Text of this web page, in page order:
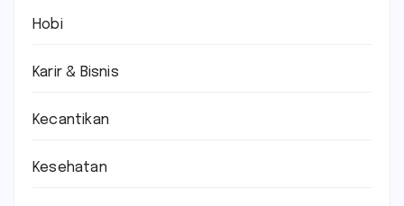
Hobi
Karir & Bisnis
Kecantikan
Kesehatan